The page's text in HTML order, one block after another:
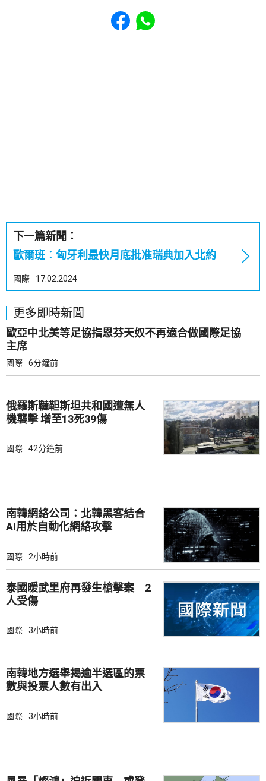
Share to Facebook
Share to WhatsApp
下一篇新聞：
歐爾班︰匈牙利最快月底批准瑞典加入北約
國際 17.02.2024
更多即時新聞
歐亞中北美等足協指恩芬天奴不再適合做國際足協
主席
國際 6分鐘前
俄羅斯韃靼斯坦共和國遭無人
機襲擊 增至13死39傷
國際 42分鐘前
南韓網絡公司：北韓黑客結合
AI用於自動化網絡攻擊
國際 2小時前
泰國暖武里府再發生槍擊案 2
人受傷
國際 3小時前
南韓地方選舉揭逾半選區的票
數與投票人數有出入
國際 3小時前